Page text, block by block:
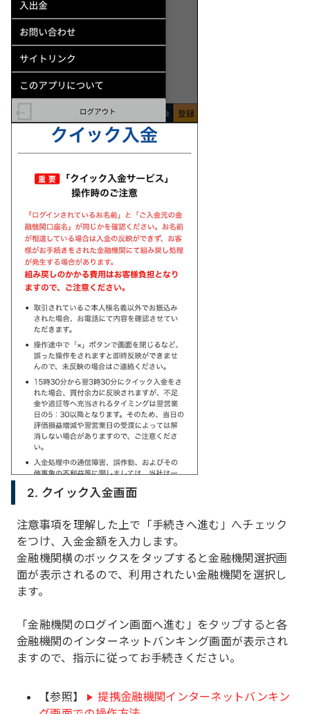
2. クイック入金画面
注意事項を理解した上で「手続きへ進む」へチェック
をつけ、入金金額を入力します。
金融機関横のボックスをタップすると金融機関選択画
面が表示されるので、利用されたい金融機関を選択し
ます。
「金融機関のログイン画面へ進む」をタップすると各
金融機関のインターネットバンキング画面が表示され
ますので、指示に従ってお手続きください。
【参照】
提携金融機関インターネットバンキン